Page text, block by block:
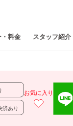
・料金 スタッフ紹介
済あり
お気に入り